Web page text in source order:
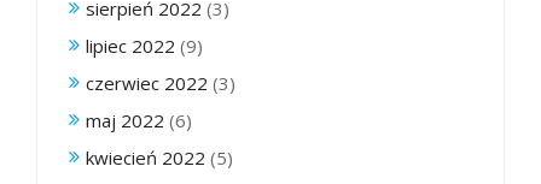
sierpień 2022 (3)
lipiec 2022 (9)
czerwiec 2022 (3)
maj 2022 (6)
kwiecień 2022 (5)